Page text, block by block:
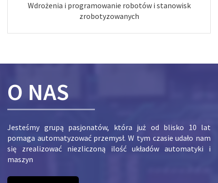
Wdrożenia i programowanie robotów i stanowisk
zrobotyzowanych
O NAS
Jesteśmy grupą pasjonatów, która już od blisko 10 lat
pomaga automatyzować przemysł. W tym czasie udało nam
się zrealizować niezliczoną ilość układów automatyki i
maszyn